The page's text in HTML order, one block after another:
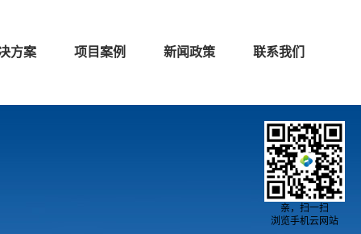
方案 项目案例 新闻政策 联系我们
亲，扫一扫
浏览手机云网站